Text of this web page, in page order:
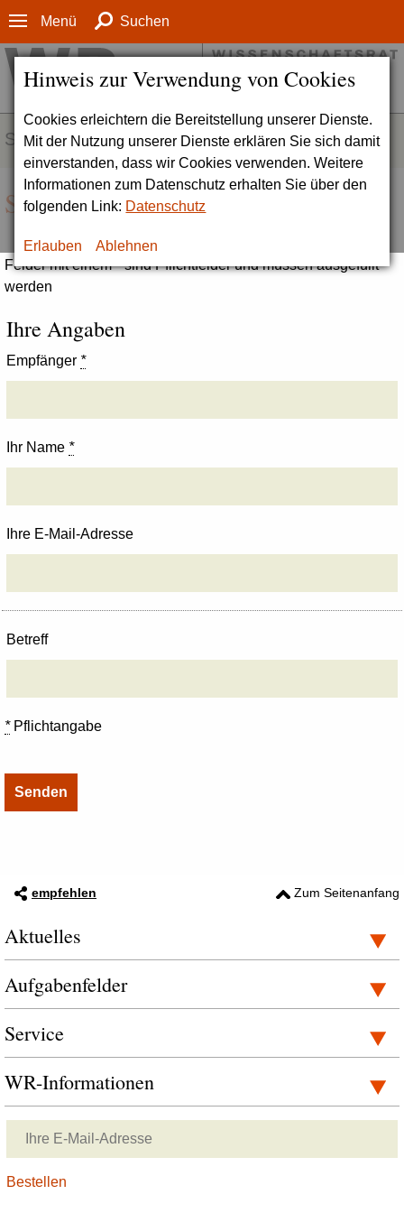
Hinweis zur Verwendung von Cookies
Cookies erleichtern die Bereitstellung unserer Dienste.
Mit der Nutzung unserer Dienste erklären Sie sich damit
einverstanden, dass wir Cookies verwenden. Weitere
Informationen zum Datenschutz erhalten Sie über den
folgenden Link: Datenschutz
Erlauben Ablehnen
Menü Suchen
SERVICE
Seite empfehlen
Felder mit einem * sind Pflichtfelder und müssen ausgefüllt
werden
Ihre Angaben
Empfänger *
Ihr Name *
Ihre E-Mail-Adresse
Betreff
*Pflichtangabe
empfehlen Zum Seitenanfang
Aktuelles
Aufgabenfelder
Service
WR-Informationen